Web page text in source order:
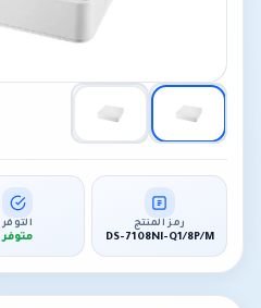
رمز المنتج
DS-7108NI-Q1/8P/M
التوفر
متوفر